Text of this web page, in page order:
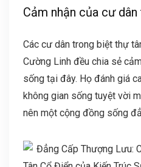
Cảm nhận của cư
Các cư dân trong biệt thự
Cường Linh đều chia sẻ
sống tại đây. Họ đánh giá
không gian sống tuyệt vời
nên một cộng đồng sống